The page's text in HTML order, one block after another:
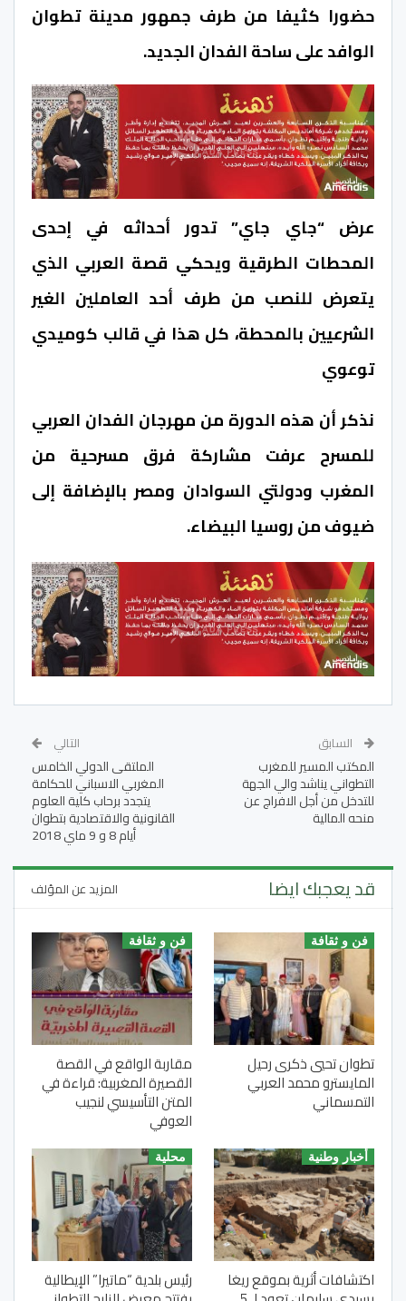
حضورا كثيفا من طرف جمهور مدينة تطوان
الوافد على ساحة الفدان الجديد.
عرض “جاي جاي” تدور أحداثه في إحدى
المحطات الطرقية ويحكي قصة العربي الذي
يتعرض للنصب من طرف أحد العاملين الغير
الشرعيين بالمحطة، كل هذا في قالب كوميدي
توعوي
نذكر أن هذه الدورة من مهرجان الفدان العربي
للمسرح عرفت مشاركة فرق مسرحية من
المغرب ودولتي السوادان ومصر بالإضافة إلى
ضيوف من روسيا البيضاء.
السابق
المكتب المسير للمغرب
التطواني يناشد والي الجهة
للتدخل من أجل الافراج عن
منحه المالية
التالي
الملتقى الدولي الخامس
المغربي الاسباني للحكامة
يتجدد برحاب كلية العلوم
القانونية والاقتصادية بتطوان
أيام 8 و 9 ماي 2018
قد يعجبك ايضا المزيد عن المؤلف
فن و ثقافة
تطوان تحيي ذكرى رحيل
المايسترو محمد العربي
التمسماني
فن و ثقافة
مقاربة الواقع في القصة
القصيرة المغربية: قراءة في
المتن التأسيسي لنجيب
العوفي
أخبار وطنية
اكتشافات أثرية بموقع ريغا
محلية
رئيس بلدية “ماتيرا” الإيطالية